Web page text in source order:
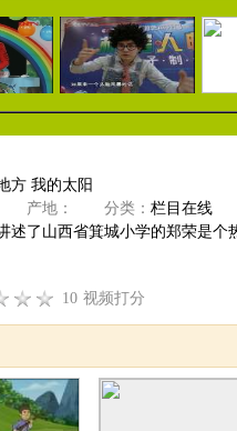
方 我的太阳
产地： 分类： 栏目在线
述了山西省箕城小学的郑荣是
10 视频打分